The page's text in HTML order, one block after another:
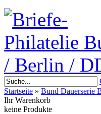
Startseite » Bund Dauerserie
Ihr Warenkorb
keine Produkte